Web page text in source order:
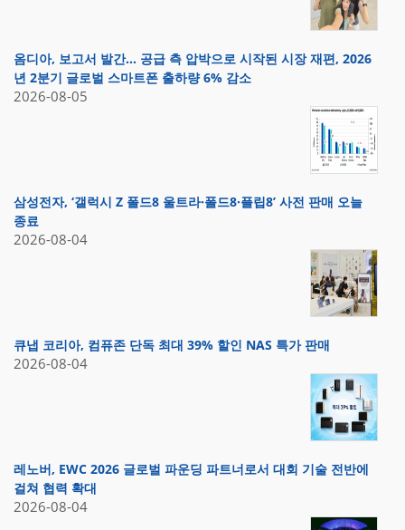
옴디아, 보고서 발간… 공급 측 압박으로 시작된 시장 재편, 2026
년 2분기 글로벌 스마트폰 출하량 6% 감소
2026-08-05
삼성전자, ‘갤럭시 Z 폴드8 울트라·폴드8·플립8’ 사전 판매 오늘
종료
2026-08-04
큐냅 코리아, 컴퓨존 단독 최대 39% 할인 NAS 특가 판매
2026-08-04
레노버, EWC 2026 글로벌 파운딩 파트너로서 대회 기술 전반에
걸쳐 협력 확대
2026-08-04